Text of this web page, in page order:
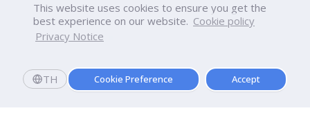
This website uses cookies to ensure you get the
best experience on our website. Cookie policy
Privacy Notice
TH Cookie Preference Accept